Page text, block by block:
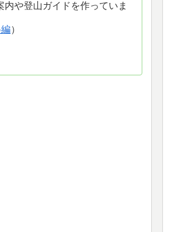
や登山ガイドを作っていま
）